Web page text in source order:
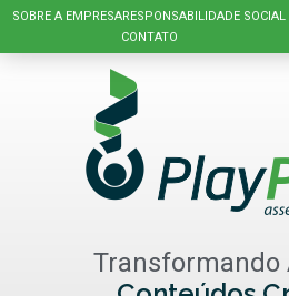
SOBRE A EMPRESARESPONSABILIDADE SOCIAL
CONTATO
Transformando